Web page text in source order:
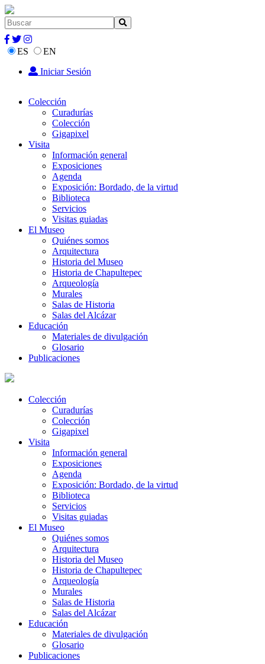
ES
EN
Iniciar Sesión
Colección
Curadurías
Colección
Gigapixel
Visita
Información general
Exposiciones
Agenda
Exposición: Bordado, de la virtud
Biblioteca
Servicios
Visitas guiadas
El Museo
Quiénes somos
Arquitectura
Historia del Museo
Historia de Chapultepec
Arqueología
Murales
Salas de Historia
Salas del Alcázar
Educación
Materiales de divulgación
Glosario
Publicaciones
Colección
Curadurías
Colección
Gigapixel
Visita
Información general
Exposiciones
Agenda
Exposición: Bordado, de la virtud
Biblioteca
Servicios
Visitas guiadas
El Museo
Quiénes somos
Arquitectura
Historia del Museo
Historia de Chapultepec
Arqueología
Murales
Salas de Historia
Salas del Alcázar
Educación
Materiales de divulgación
Glosario
Publicaciones